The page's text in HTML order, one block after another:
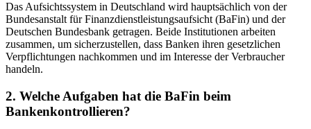
Das Aufsichtssystem in Deutschland wird hauptsächlich von der
Bundesanstalt für Finanzdienstleistungsaufsicht⁣ (BaFin) und der
Deutschen Bundesbank getragen.​ Beide Institutionen ‍arbeiten
zusammen, um sicherzustellen, dass Banken ihren gesetzlichen
Verpflichtungen nachkommen und im Interesse der Verbraucher
handeln.
2. Welche Aufgaben hat die BaFin beim
⁤Bankenkontrollieren?